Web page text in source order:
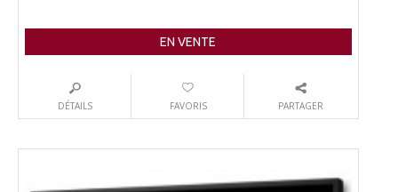
EN VENTE
DÉTAILS FAVORIS PARTAGER